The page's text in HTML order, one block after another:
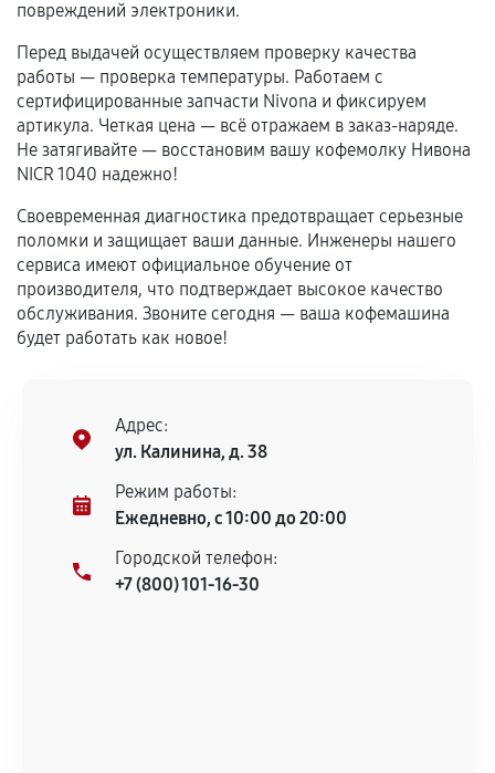
Если комплектующие куплены
самостоятельно
сохраняться полностью или частично, если
соблюдены следующие условия:
Предоставленные детали подходят по
техническим параметрам и не имеют внешних
дефектов.
При этом гарантия на сами комплектующие
остается на стороне производителя или
сервисный центр ответственности не несет.
повреждений электроники.
Перед выдачей осуществляем проверку качества
работы — проверка температуры. Работаем с
сертифицированные запчасти Nivona и фиксируем
артикула. Четкая цена — всё отражаем в заказ-наряде.
Не затягивайте — восстановим вашу кофемолку Нивона
NICR 1040 надежно!
Своевременная диагностика предотвращает серьезные
поломки и защищает ваши данные. Инженеры нашего
сервиса имеют официальное обучение от
производителя, что подтверждает высокое качество
обслуживания. Звоните сегодня — ваша кофемашина
будет работать как новое!
Адрес:
ул. Калинина, д. 38
Режим работы:
Ежедневно, с 10:00 до 20:00
Городской телефон:
+7 (800) 101-16-30